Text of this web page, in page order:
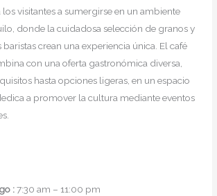
visitantes a sumergirse en un ambiente
donde la cuidadosa selección de granos y
baristas crean una experiencia única. El café
con una oferta gastronómica diversa,
hasta opciones ligeras, en un espacio
a promover la cultura mediante eventos
:7:30 am – 11:00 pm